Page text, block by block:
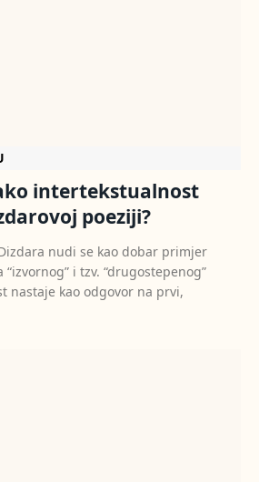
intertekstualnost
poeziji?
nudi se kao dobar primjer
i tzv. “drugostepenog”
nastaje kao odgovor na prvi,